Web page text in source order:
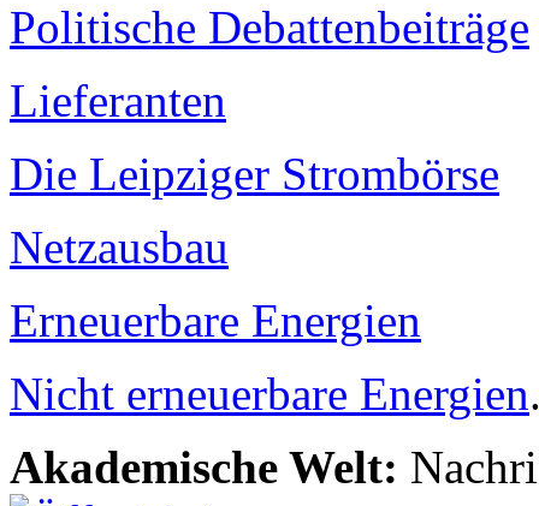
Politische Debattenbeiträge
Lieferanten
Die Leipziger Strombörse
Netzausbau
Erneuerbare Energien
Nicht erneuerbare Energien
Akademische Welt: